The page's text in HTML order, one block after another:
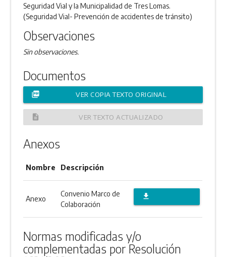
Seguridad Vial y la Municipalidad de Tres Lomas.
(Seguridad Vial- Prevención de accidentes de tránsito)
Observaciones
Sin observaciones.
Documentos
picture_as_pdf VER COPIA TEXTO ORIGINAL
description VER TEXTO ACTUALIZADO
Anexos
Nombre Descripción
Anexo
Convenio Marco de
Colaboración
file_download
Normas modificadas y/o
complementadas por Resolución